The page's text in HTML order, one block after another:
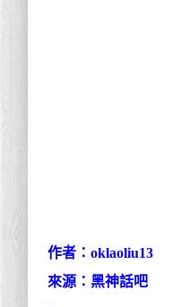
作者：oklaoliu13
來源：黑神話吧